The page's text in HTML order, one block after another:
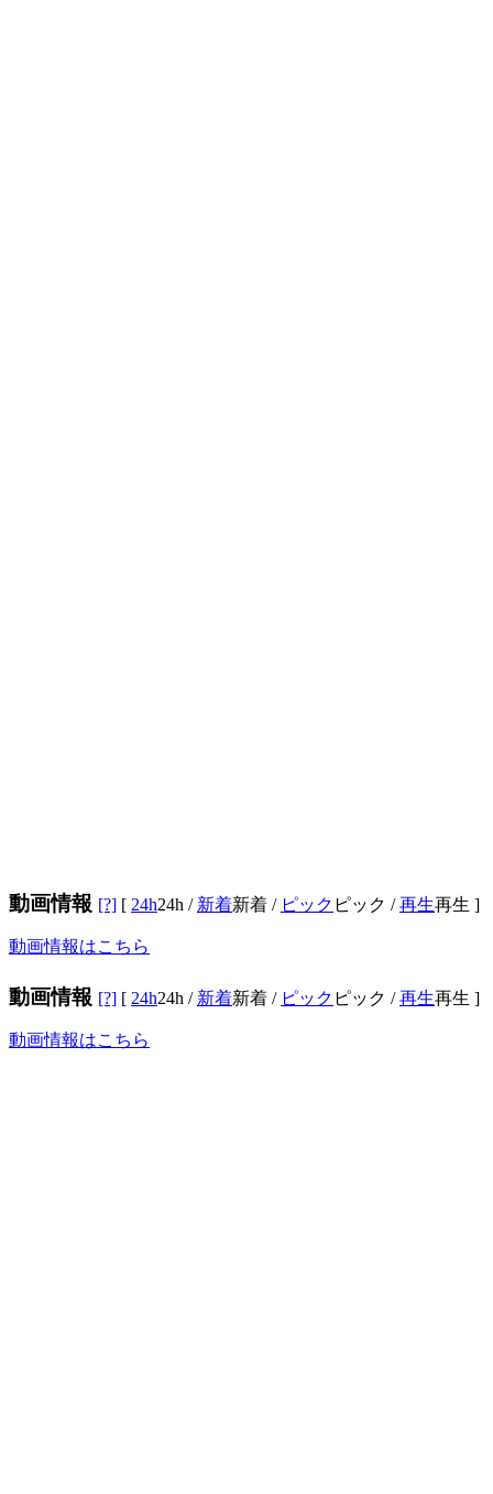
動画情報 [?] [ 24h24h / 新着新着 / ピック ピック /再生再生 ]
動画情報はこちら
動画情報 [?] [ 24h24h / 新着新着 / ピック ピック /再生再生 ]
動画情報はこちら